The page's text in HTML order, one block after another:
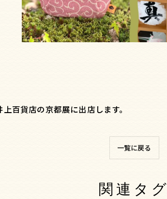
百貨店の京都展に出店します。
一覧に戻る
関連タグ